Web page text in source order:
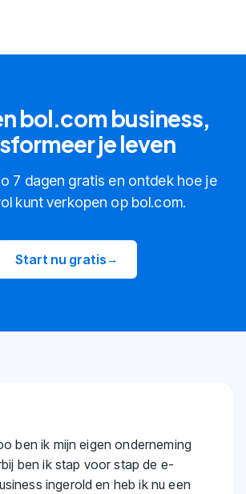
bol.com business,
je leven
7 dagen gratis en ontdek hoe je
kunt verkopen op bol.com.
Start nu gratis→
ben ik mijn eigen onderneming
ben ik stap voor stap de e-
ingerold en heb ik nu een